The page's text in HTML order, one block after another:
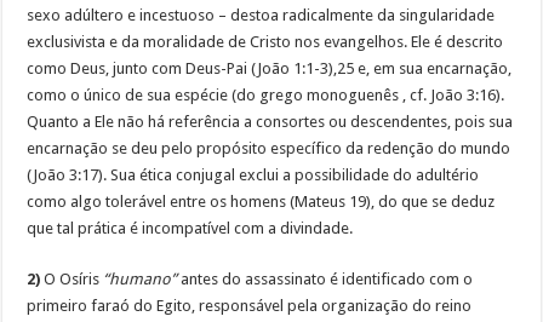
sexo adúltero e incestuoso – destoa radicalmente da singularidade
exclusivista e da moralidade de Cristo nos evangelhos. Ele é descrito
como Deus, junto com Deus-Pai (João 1:1-3),25 e, em sua encarnação,
como o único de sua espécie (do grego monoguenês , cf. João 3:16).
Quanto a Ele não há referência a consortes ou descendentes, pois sua
encarnação se deu pelo propósito específico da redenção do mundo
(João 3:17). Sua ética conjugal exclui a possibilidade do adultério
como algo tolerável entre os homens (Mateus 19), do que se deduz
que tal prática é incompatível com a divindade.
2) O Osíris “humano”antes do assassinato é identificado com o
primeiro faraó do Egito, responsável pela organização do reino